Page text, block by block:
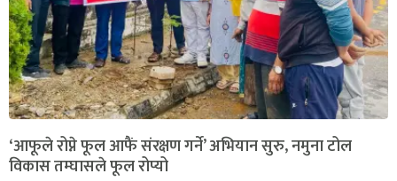
‘आफूले रोप्ने फूल आफैं संरक्षण गर्ने’ अभियान सुरु, नमुना टोल
विकास तम्घासले फूल रोप्यो